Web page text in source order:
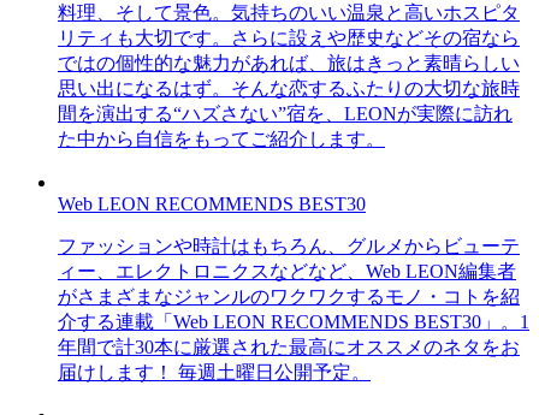
料理、そして景色。気持ちのいい温泉と高いホスピタ
リティも大切です。さらに設えや歴史などその宿なら
ではの個性的な魅力があれば、旅はきっと素晴らしい
思い出になるはず。そんな恋するふたりの大切な旅時
間を演出する“ハズさない”宿を、LEONが実際に訪れ
た中から自信をもってご紹介します。
Web LEON RECOMMENDS BEST30
ファッションや時計はもちろん、グルメからビューテ
ィー、エレクトロニクスなどなど、Web LEON編集者
がさまざまなジャンルのワクワクするモノ・コトを紹
介する連載「Web LEON RECOMMENDS BEST30」。1
年間で計30本に厳選された最高にオススメのネタをお
届けします！ 毎週土曜日公開予定。